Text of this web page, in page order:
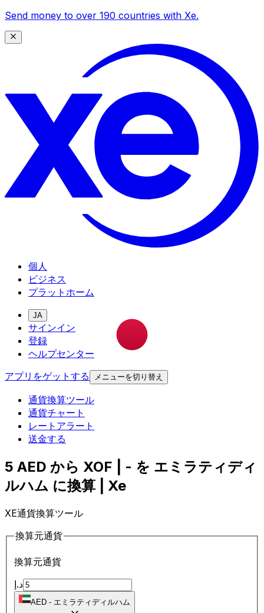
Send money to over 190 countries with Xe.
個人
ビジネス
プラットホーム
JA
サインイン
登録
ヘルプセンター
アプリをゲットする
メニューを切り替え
通貨換算ツール
通貨チャート
レートアラート
送金する
5 AED から XOF | - を エミラティディ
ルハム に換算 | Xe
XE通貨換算ツール
換算元通貨
換算元通貨
د.إ
AED - エミラティディルハム